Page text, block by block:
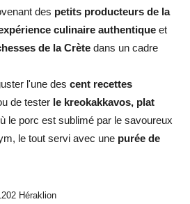
des petits producteurs de la
culinaire authentique et
de la Crète dans un cadre
l'une des cent recettes
de tester le kreokakkavos, plat
le porc est sublimé par le savoureux
le tout servi avec une purée de
Héraklion